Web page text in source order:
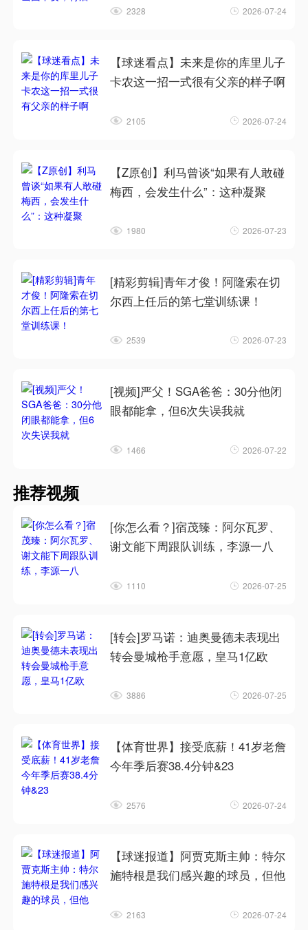
2328 2026-07-24
【球迷看点】未来是你的库里儿子
卡农这一招一式很有父亲的样子啊
2105 2026-07-24
【Z原创】利马曾谈“如果有人敢碰
梅西，会发生什么”：这种凝聚
1980 2026-07-23
[精彩剪辑]青年才俊！阿隆索在切
尔西上任后的第七堂训练课！
2539 2026-07-23
[视频]严父！SGA爸爸：30分他闭
眼都能拿，但6次失误我就
1466 2026-07-22
推荐视频
[你怎么看？]宿茂臻：阿尔瓦罗、
谢文能下周跟队训练，李源一八
1110 2026-07-25
[转会]罗马诺：迪奥曼德未表现出
转会曼城枪手意愿，皇马1亿欧
3886 2026-07-25
【体育世界】接受底薪！41岁老詹
今年季后赛38.4分钟&23
2576 2026-07-24
【球迷报道】阿贾克斯主帅：特尔
施特根是我们感兴趣的球员，但他
2163 2026-07-24